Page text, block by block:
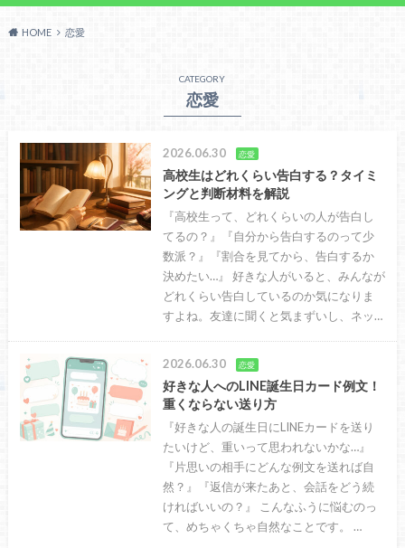
HOME 恋愛
CATEGORY
恋愛
2026.06.30 恋愛
高校生はどれくらい告白する？タイミ
ングと判断材料を解説
『高校生って、どれくらいの人が告白し
てるの？』『自分から告白するのって少
数派？』『割合を見てから、告白するか
決めたい…』 好きな人がいると、みんなが
どれくらい告白しているのか気になりま
すよね。友達に聞くと気まずいし、ネッ…
2026.06.30 恋愛
好きな人へのLINE誕生日カード例文！
重くならない送り方
『好きな人の誕生日にLINEカードを送り
たいけど、重いって思われないかな…』
『片思いの相手にどんな例文を送れば自
然？』『返信が来たあと、会話をどう続
ければいいの？』 こんなふうに悩むのっ
て、めちゃくちゃ自然なことです。 …